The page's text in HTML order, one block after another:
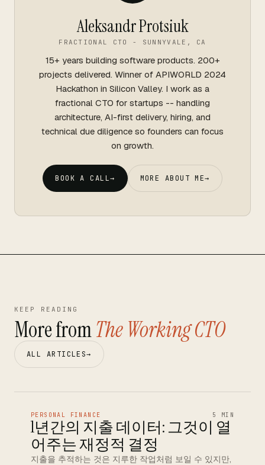
Aleksandr Protsiuk
FRACTIONAL CTO - SUNNYVALE, CA
15+ years building software products. 200+
projects delivered. Winner of APIWORLD 2024
Hackathon in Silicon Valley. I work as a
fractional CTO for startups -- handling
architecture, AI-first delivery, hiring, and
technical due diligence so founders can focus
on growth.
BOOK A CALL→ MORE ABOUT ME→
KEEP READING
More fromThe Working CTO
ALL ARTICLES→
PERSONAL FINANCE 5 MIN
1년간의 지출 데이터: 그것이 열
어주는 재정적 결정
지출을 추적하는 것은 지루한 작업처럼 보일 수 있지만,